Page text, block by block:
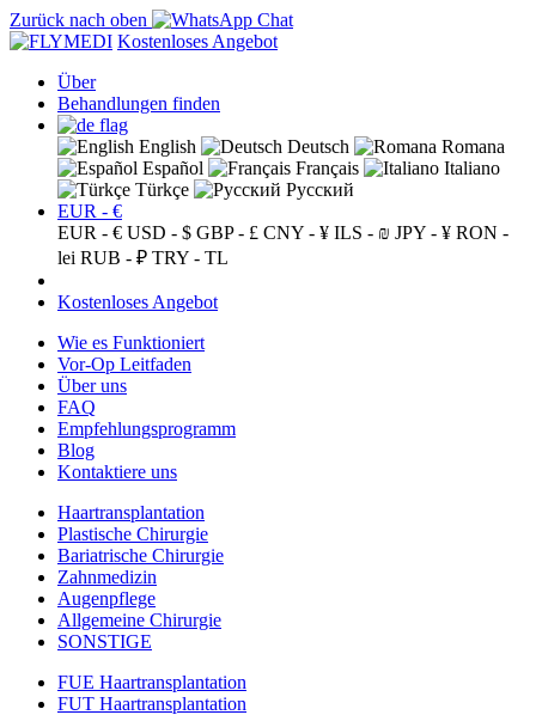
Zurück nach oben
Kostenloses Angebot
Über
Behandlungen finden
English Deutsch
Romana
Español
Français
Italiano
Türkçe
Русский
EUR - €
EUR - € USD - $ GBP - £ CNY - ¥ ILS - ₪ JPY - ¥ RON -
lei RUB - ₽ TRY - TL
Kostenloses Angebot
Wie es Funktioniert
Vor-Op Leitfaden
Über uns
FAQ
Empfehlungsprogramm
Blog
Kontaktiere uns
Haartransplantation
Plastische Chirurgie
Bariatrische Chirurgie
Zahnmedizin
Augenpflege
Allgemeine Chirurgie
SONSTIGE
FUE Haartransplantation
FUT Haartransplantation